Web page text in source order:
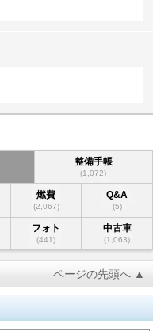
整備手帳
(1,072)
燃費
(2,067)
Q&A
(5)
フォト
(441)
中古車
(1,063)
ページの先頭へ ▲